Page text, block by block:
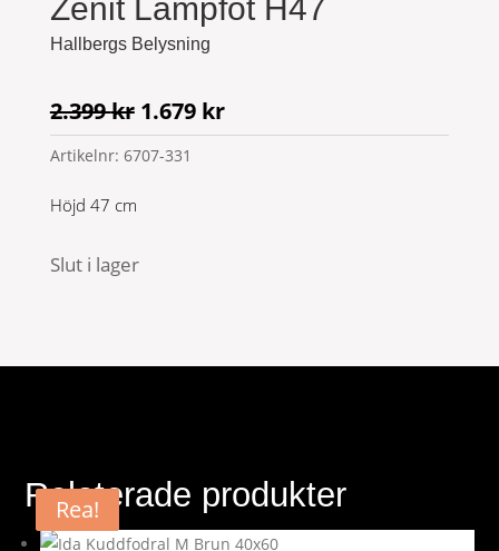
Zenit Lampfot H47
Hallbergs Belysning
2.399kr Det
ursprungliga
priset
1.679 krDet
nuvarande
Artikelnr: 6707-331
Höjd 47 cm
Slut i lager
Relaterade produkter
Rea!
Rea!